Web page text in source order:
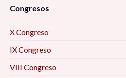
Congresos
X Congreso
IX Congreso
VIII Congreso